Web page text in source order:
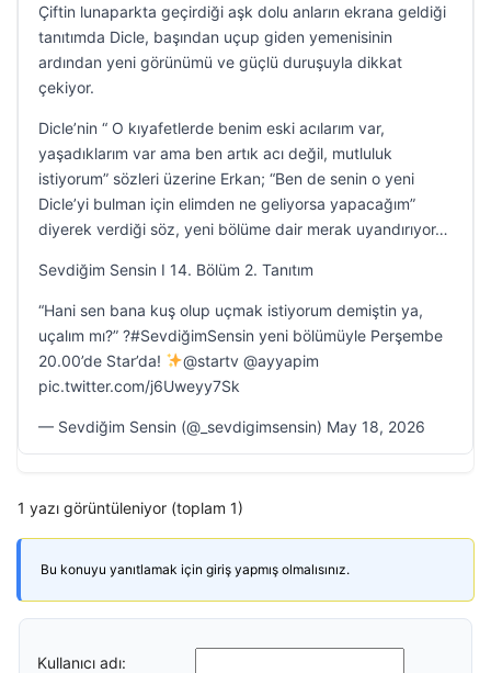
Çiftin lunaparkta geçirdiği aşk dolu anların ekrana geldiği
tanıtımda Dicle, başından uçup giden yemenisinin
ardından yeni görünümü ve güçlü duruşuyla dikkat
çekiyor.
Dicle’nin “ O kıyafetlerde benim eski acılarım var,
yaşadıklarım var ama ben artık acı değil, mutluluk
istiyorum” sözleri üzerine Erkan; “Ben de senin o yeni
Dicle’yi bulman için elimden ne geliyorsa yapacağım”
diyerek verdiği söz, yeni bölüme dair merak uyandırıyor…
Sevdiğim Sensin I 14. Bölüm 2. Tanıtım
“Hani sen bana kuş olup uçmak istiyorum demiştin ya,
uçalım mı?” ?#SevdiğimSensin yeni bölümüyle Perşembe
20.00’de Star’da!
@startv @ayyapim
pic.twitter.com/j6Uweyy7Sk
— Sevdiğim Sensin (@_sevdigimsensin) May 18, 2026
1 yazı görüntüleniyor (toplam 1)
Bu konuyu yanıtlamak için giriş yapmış olmalısınız.
Kullanıcı adı: